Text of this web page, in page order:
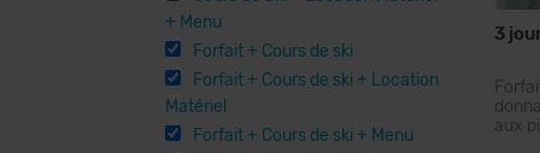
+ Menu
Forfait + Cours de ski
Forfait + Cours de ski + Location
Matériel
Forfait + Cours de ski + Menu
3
aux